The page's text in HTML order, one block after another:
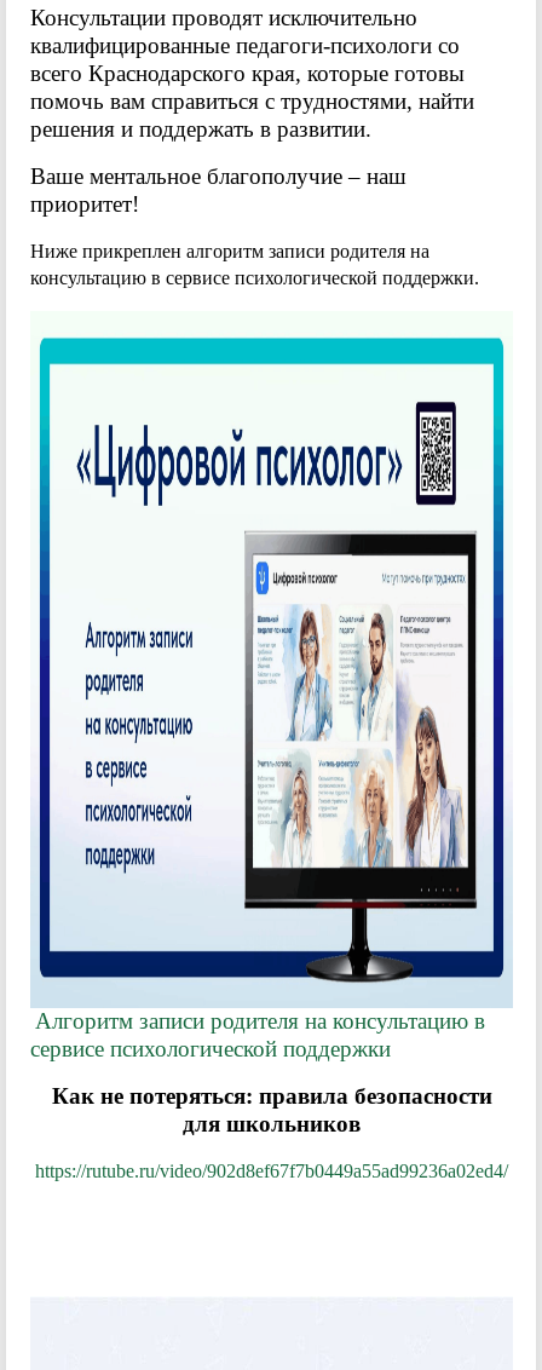
Консультации проводят исключительно
квалифицированные педагоги-психологи со
всего Краснодарского края, которые готовы
помочь вам справиться с трудностями, найти
решения и поддержать в развитии.
Ваше ментальное благополучие – наш
приоритет!
Ниже прикреплен алгоритм записи родителя на
консультацию в сервисе психологической поддержки.
Алгоритм записи родителя на консультацию в
сервисе психологической поддержки
Как не потеряться: правила безопасности
для школьников
https://rutube.ru/video/902d8ef67f7b0449a55ad99236a02ed4/